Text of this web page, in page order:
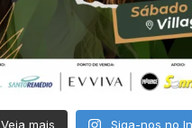
Veja mais Siga-nos no